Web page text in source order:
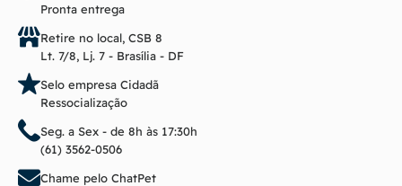
Pronta entrega
Retire no local, CSB 8
Lt. 7/8, Lj. 7 - Brasília - DF
Selo empresa Cidadã
Ressocialização
Seg. a Sex - de 8h às 17:30h
(61) 3562-0506
Chame pelo ChatPet